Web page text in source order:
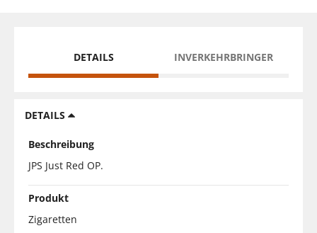
DETAILS INVERKEHRBRINGER
DETAILS
Beschreibung
JPS Just Red OP.
Produkt
Zigaretten